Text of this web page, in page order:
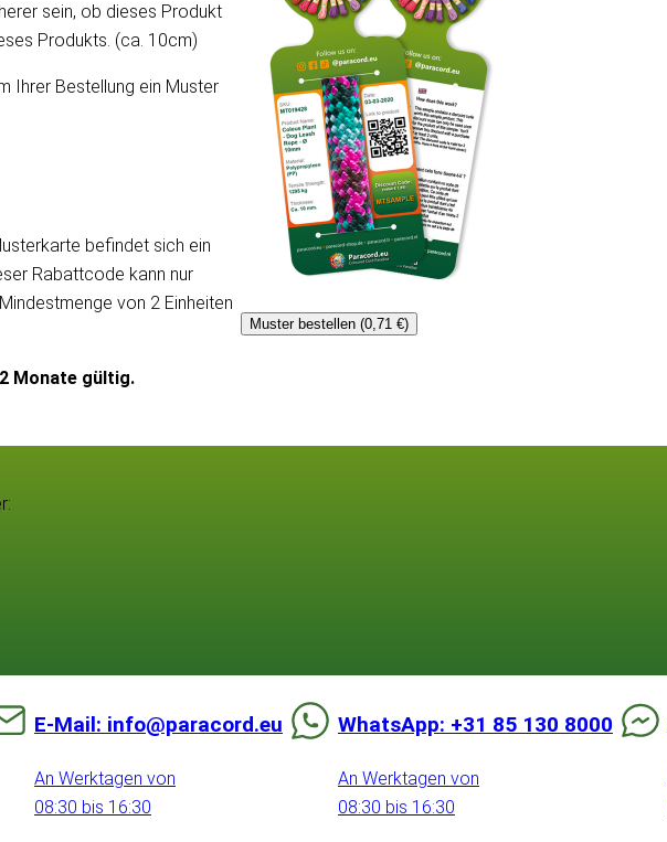
sein, ob dieses Produkt
Produkts. (ca. 10cm)
Ihrer Bestellung ein Muster
befindet sich ein
Rabattcode kann nur
von 2 Einheiten
Monate gültig.
Muster bestellen (0,71 €)
E-Mail: info@paracord.eu
An Werktagen von
08:30 bis 16:30
WhatsApp: +31 85 130 8000
An Werktagen von
08:30 bis 16:30